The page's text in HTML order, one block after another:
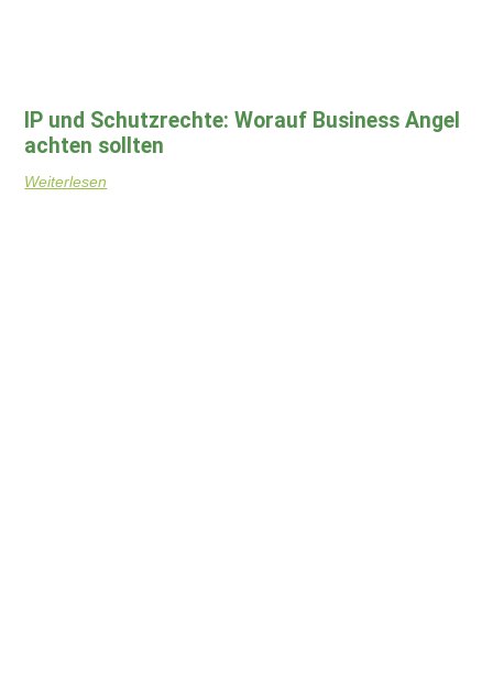
IP und Schutzrechte: Worauf Business Angel
achten sollten
Weiterlesen